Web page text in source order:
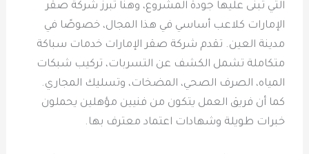
التي تُبنى عليها جودة المشروع، وهنا تبرز شركة صقر
الإمارات كلاعب أساسي في هذا المجال، خصوصًا في
مدينة العين. تقدم شركة صقر الإمارات خدمات سباكة
متكاملة تشمل الكشف عن التسربات، تركيب شبكات
المياه، الصرف الصحي، المضخات، وتسليك المجاري.
كما أن فريق العمل يتكون من فنيين مؤهلين يحملون
خبرات طويلة وشهادات اعتماد معترف بها.